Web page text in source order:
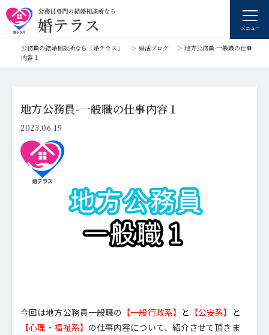
メニュー
公務員の結婚相談所なら「婚テラス」 ＞ 婚活ブログ ＞ 地方公務員-一般職の仕事
内容１
地方公務員-一般職の仕事内容１
2023.06.19
今回は地方公務員一般職の 【一般行政系】 と 【公安系】 と
【心理・福祉系】 の仕事内容について、紹介させて頂きま